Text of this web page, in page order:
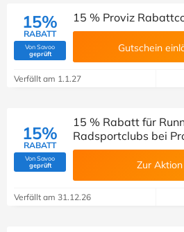
15%
RABATT
Von Savoo
geprüft(Von Savoo geprüft)
15 % Proviz
Gutschein
Verfällt am 1.1.27
15%
RABATT
Von Savoo
geprüft(Von Savoo geprüft)
15 % Rabatt für
Radsportclubs bei
Zur Aktion
Verfällt am 31.12.26